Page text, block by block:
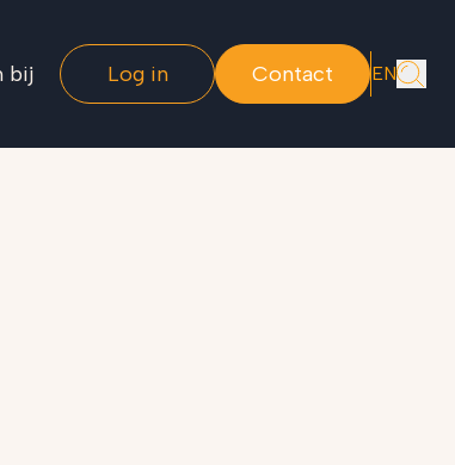
bij Log in Contact EN